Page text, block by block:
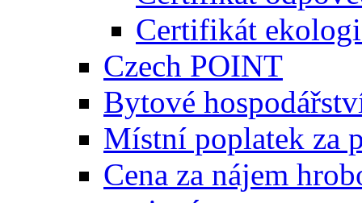
Certifikát
Czech POINT
Bytové
Místní poplatek za
Cena za nájem